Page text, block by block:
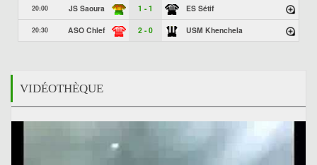
20:00 JS Saoura 1 - 1 ES Sétif
20:30 ASO Chlef 2 - 0 USM Khenchela
VIDÉOTHÈQUE